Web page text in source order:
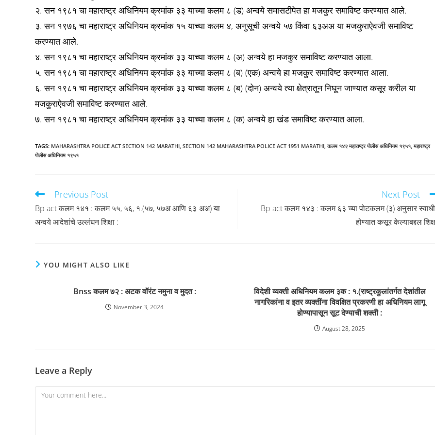
२. सन १९८१ चा महाराष्ट्र अधिनियम क्रमांक ३३ याच्या कलम ८ (ड) अन्वये समासटीपेत हा मजकुर समाविष्ट करण्यात आले.
३. सन १९७६ चा महाराष्ट्र अधिनियम क्रमांक १५ याच्या कलम ४, अनुसूची अन्वये ५७ किंवा ६३अअ या मजकुराऐवजी समाविष्ट
करण्यात आले.
४. सन १९८१ चा महाराष्ट्र अधिनियम क्रमांक ३३ याच्या कलम ८ (अ) अन्वये हा मजकुर समाविष्ट करण्यात आला.
५. सन १९८१ चा महाराष्ट्र अधिनियम क्रमांक ३३ याच्या कलम ८ (ब) (एक) अन्वये हा मजकुर समाविष्ट करण्यात आला.
६. सन १९८१ चा महाराष्ट्र अधिनियम क्रमांक ३३ याच्या कलम ८ (ब) (दोन) अन्वये त्या क्षेत्रातून निघून जाण्यात कसूर करील या
मजकुराऐवजी समाविष्ट करण्यात आले.
७. सन १९८१ चा महाराष्ट्र अधिनियम क्रमांक ३३ याच्या कलम ८ (क) अन्वये हा खंड समाविष्ट करण्यात आला.
TAGS: MAHARASHTRA POLICE ACT SECTION 142 MARATHI, SECTION 142 MAHARASHTRA POLICE ACT 1951 MARATHI, कलम १४२ महाराष्ट्र पोलीस अधिनियम १९५१, महाराष्ट्र
पोलीस अधिनियम १९५१
Read
articles
Previous Post
Bp act कलम १४१ : कलम ५५, ५६, १.(५७, ५७अ आणि ६३-अअ) या
अन्वये आदेशांचे उल्लंघन शिक्षा :
Next Post
Bp act कलम १४३ : कलम ६३ च्या पोटकलम (३) अनुसार
होण्यात कसूर केल्याबद्दल
YOU MIGHT ALSO LIKE
Bnss कलम ७२ : अटक वॉरंट नमुना व मुदत :
November 3, 2024
विदेशी व्यक्ती अधिनियम कलम ३क : १.(राष्ट्रकुलांतर्गत देशांतील
नागरिकांना व इतर व्यक्तींना विवक्षित प्रकरणी हा अधिनियम लागू
होण्यापासून सूट देण्याची शक्ती :
August 28, 2025
Leave a Reply
Comment